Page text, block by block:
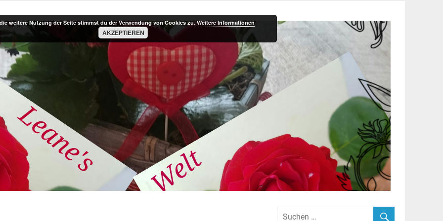
weitere Nutzung der Seite stimmst du der Verwendung von Cookies zu.Weitere Informationen
AKZEPTIEREN